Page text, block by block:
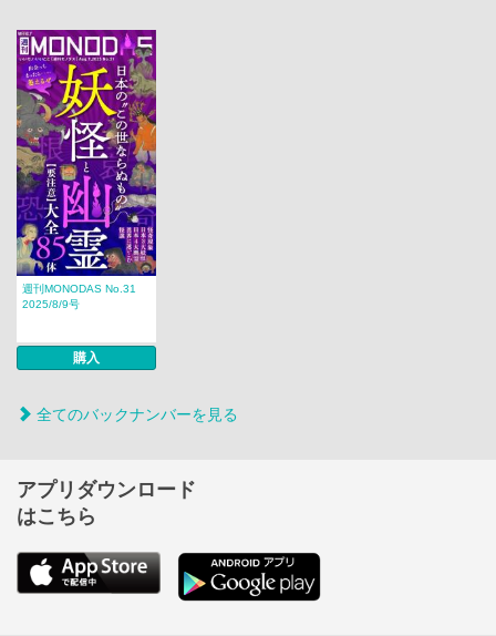
週刊MONODAS No.31
2025/8/9号
購入
全てのバックナンバーを見る
アプリダウンロード
はこちら